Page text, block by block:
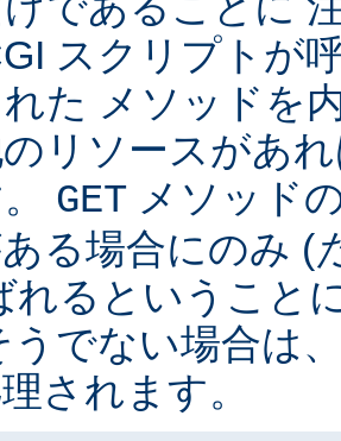
スクリプトが
た メソッドを
リソースがあ
GET メソッド
る場合にのみ (
れるということ
うでない場合は
されます。